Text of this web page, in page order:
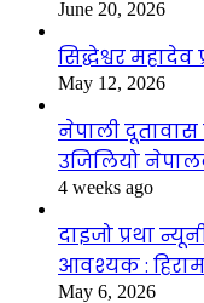
June 20, 2026
सिद्धेश्वर
May 12, 2026
नेपाली
उजिलियो
4 weeks ago
दाइजो प्रथा
आवश्यक :
May 6, 2026